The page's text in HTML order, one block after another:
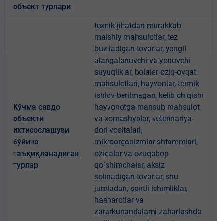
объект турлари
Кўчма савдо
объекти
ихтисослашуви
бўйича
таъқиқланадиган
турлар
texnik jihatdan murakkab
maishiy mahsulotlar, tez
buziladigan tovarlar, yengil
alangalanuvchi va yonuvchi
suyuqliklar, bolalar oziq-ovqat
mahsulotlari, hayvonlar, termik
ishlov berilmagan, kelib chiqishi
hayvonotga mansub mahsulot
va xomashyolar, veterinariya
dori vositalari,
mikroorganizmlar shtammlari,
oziqalar va ozuqabop
qo`shimchalar, aksiz
solinadigan tovarlar, shu
jumladan, spirtli ichimliklar,
hasharotlar va
zararkunandalarni zaharlashda